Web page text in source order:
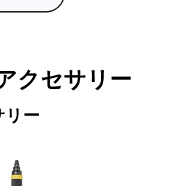
クセサリー
リー